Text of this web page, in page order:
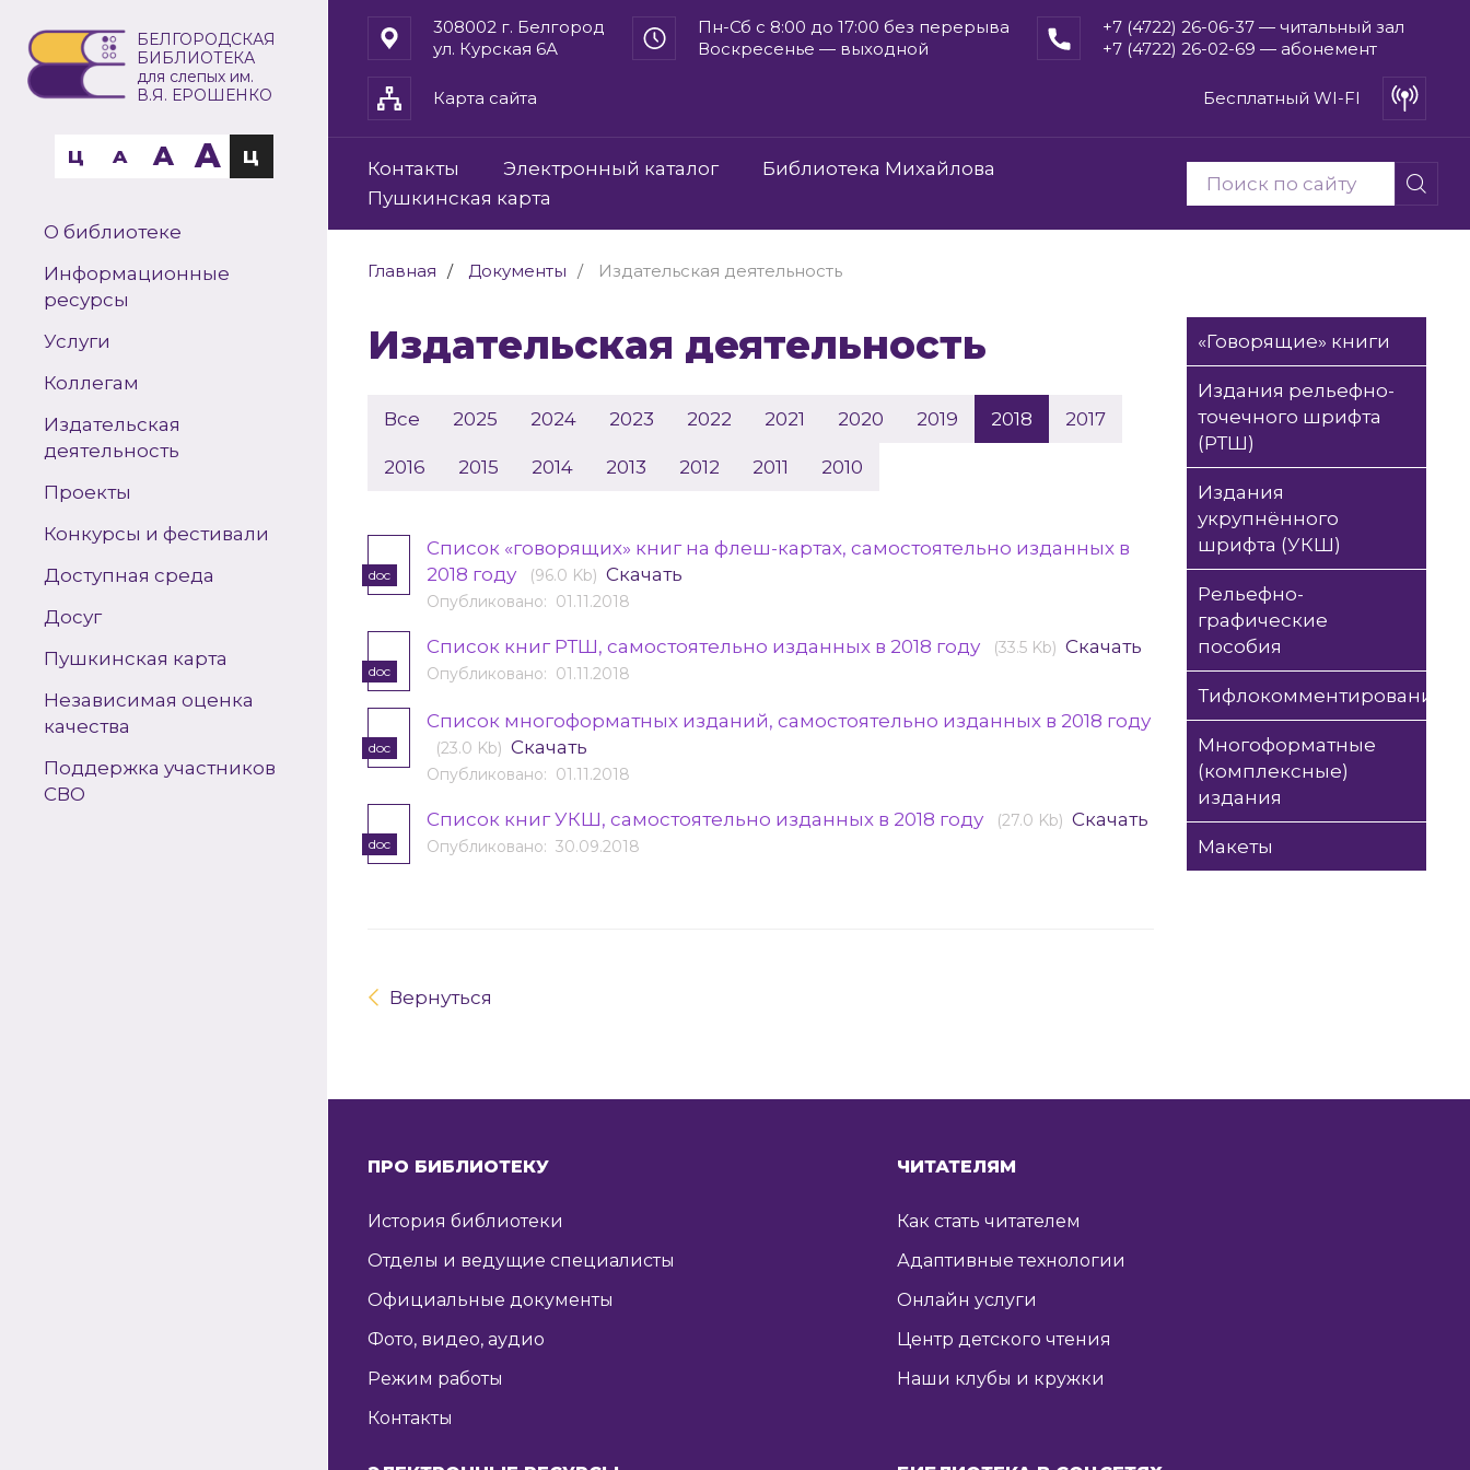
БЕЛГОРОДСКАЯ
БИБЛИОТЕКА
для слепых им.
В.Я. ЕРОШЕНКО
Ц A A A Ц
О библиотеке
Информационные
ресурсы
Услуги
Коллегам
Издательская
деятельность
Проекты
Конкурсы и фестивали
Доступная среда
Досуг
Пушкинская карта
Независимая оценка
качества
Поддержка участников
СВО
308002 г. Белгород
ул. Курская 6А
Пн-Сб с 8:00 до 17:00 без перерыва
Воскресенье — выходной
+7 (4722) 26-06-37 — читальный зал
+7 (4722) 26-02-69 — абонемент
Карта сайта Бесплатный WI-FI
Контакты Электронный каталог
Библиотека Михайлова
Пушкинская карта
Главная Документы Издательская деятельность
Издательская деятельность
Все 2025 2024 2023 2022 2021 2020 2019 2018 2017
2016 2015 2014 2013 2012 2011 2010
doc
Список «говорящих» книг на флеш-картах, самостоятельно изданных в
2018 году
(96.0 Kb) Скачать
Опубликовано: 01.11.2018
doc
Список книг РТШ, самостоятельно изданных в 2018 году (33.5 Kb) Скачать
Опубликовано: 01.11.2018
doc
Список многоформатных изданий, самостоятельно изданных в 2018 году
(23.0 Kb) Скачать
Опубликовано: 01.11.2018
doc
Cписок книг УКШ, самостоятельно изданных в 2018 году (27.0 Kb) Скачать
Опубликовано: 30.09.2018
Вернуться
«Говорящие» книги
Издания рельефно-
точечного шрифта
(РТШ)
Издания
укрупнённого
шрифта (УКШ)
Рельефно-
графические
пособия
Тифлокомментирование
Многоформатные
(комплексные)
издания
Макеты
ПРО БИБЛИОТЕКУ
История библиотеки
Отделы и ведущие специалисты
Официальные документы
Фото, видео, аудио
Режим работы
Контакты
ЧИТАТЕЛЯМ
Как стать читателем
Адаптивные технологии
Онлайн услуги
Центр детского чтения
Наши клубы и кружки